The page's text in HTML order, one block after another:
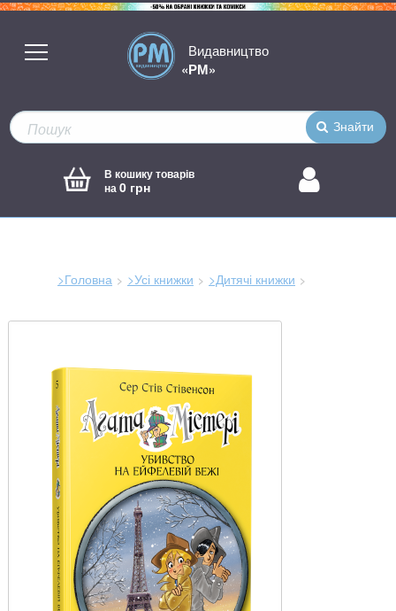
Видавництво
«РМ»
Знайти
В кошику товарів
на0 грн
>Головна >Усі книжки
>Дитячі книжки
тут: